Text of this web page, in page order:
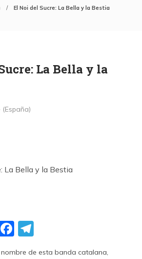
El Noi del Sucre: La Bella y la Bestia
La Bella y la
Facebook
nombre de esta banda catalana,